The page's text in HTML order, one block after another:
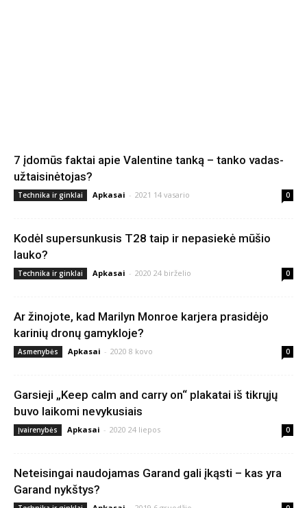
7 įdomūs faktai apie Valentine tanką – tanko vadas-
užtaisinėtojas?
Technika ir ginklai Apkasai - 2021 14 vasario 0
Kodėl supersunkusis T28 taip ir nepasiekė mūšio
lauko?
Technika ir ginklai Apkasai - 2020 24 birželio 0
Ar žinojote, kad Marilyn Monroe karjera prasidėjo
karinių dronų gamykloje?
Asmenybės Apkasai - 2020 8 kovo 0
Garsieji „Keep calm and carry on“ plakatai iš tikrųjų
buvo laikomi nevykusiais
Įvairenybės Apkasai - 2020 24 liepos 0
Neteisingai naudojamas Garand gali įkąsti – kas yra
Garand nykštys?